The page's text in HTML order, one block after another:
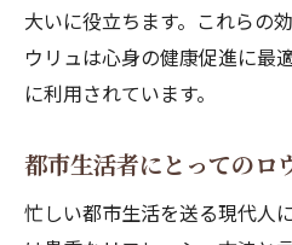
大いに役立ちます。これらの
ウリュは心身の健康促進に最
に利用されています。
都市生活者にとってのロ
忙しい都市生活を送る現代人